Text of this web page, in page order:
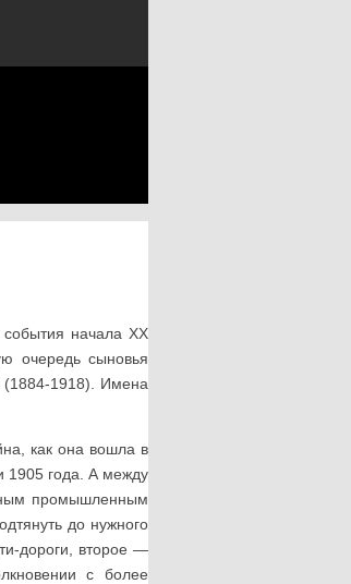
начала XX
оче­редь сыновья
(1884-1918). Имена
как она вошла в
1905 года. А между
промышленным
до нужного
дороги, второе —
с более